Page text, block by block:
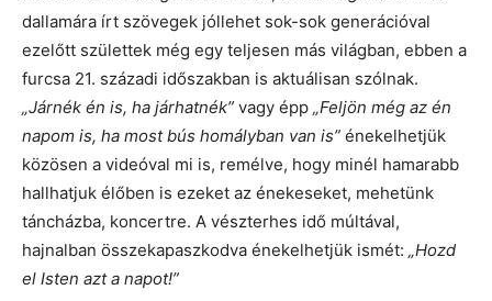
dallamára írt szövegek jóllehet sok-sok generációval
ezelőtt születtek még egy teljesen más világban, ebben a
furcsa 21. századi időszakban is aktuálisan szólnak.
„Járnék én is, ha járhatnék” vagy épp „Feljön még az én
napom is, ha most bús homályban van is” énekelhetjük
közösen a videóval mi is, remélve, hogy minél hamarabb
hallhatjuk élőben is ezeket az énekeseket, mehetünk
táncházba, koncertre. A vészterhes idő múltával,
hajnalban összekapaszkodva énekelhetjük ismét: „Hozd
el Isten azt a napot!”